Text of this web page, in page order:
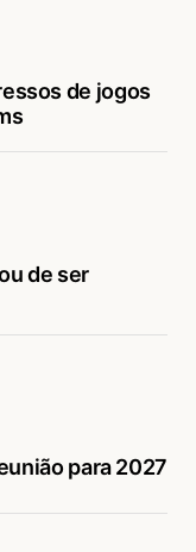
de jogos
de ser
para 2027